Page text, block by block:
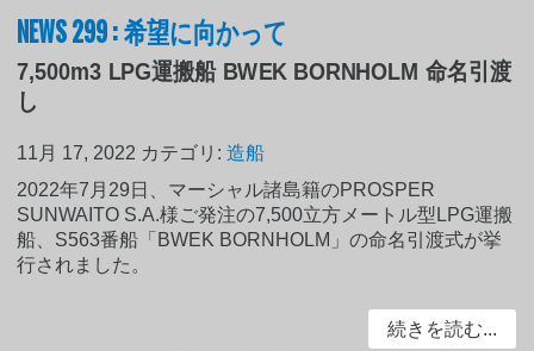
NEWS 299 : 希望に向かって
7,500m3 LPG運搬船 BWEK BORNHOLM 命名引渡
し
11月 17, 2022 カテゴリ:造船
2022年7月29日、マーシャル諸島籍のPROSPER
SUNWAITO S.A.様ご発注の7,500立方メートル型LPG運搬
船、S563番船「BWEK BORNHOLM」の命名引渡式が挙
行されました。
続きを読む...